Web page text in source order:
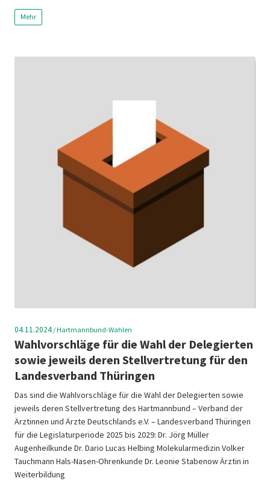
Mehr
04.11.2024/Hartmannbund-Wahlen
Wahlvorschläge für die Wahl der Delegierten
sowie jeweils deren Stellvertretung für den
Landesverband Thüringen
Das sind die Wahlvorschläge für die Wahl der Delegierten sowie
jeweils deren Stellvertretung des Hartmannbund – Verband der
Ärztinnen und Ärzte Deutschlands e.V. – Landesverband Thüringen
für die Legislaturperiode 2025 bis 2029: Dr. Jörg Müller
Augenheilkunde Dr. Dario Lucas Helbing Molekularmedizin Volker
Tauchmann Hals-Nasen-Ohrenkunde Dr. Leonie Stabenow Ärztin in
Weiterbildung